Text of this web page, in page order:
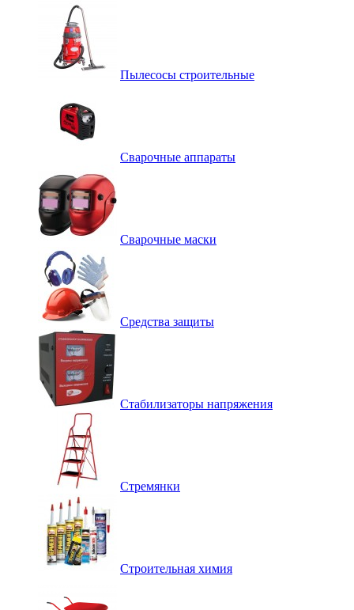
Пылесосы строительные
Сварочные аппараты
Сварочные маски
Средства защиты
Стабилизаторы напряжения
Стремянки
Строительная химия